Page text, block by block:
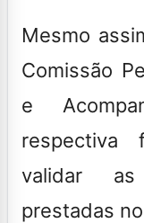
Mesmo
Comissão
e
respectiva
validar as
prestadas